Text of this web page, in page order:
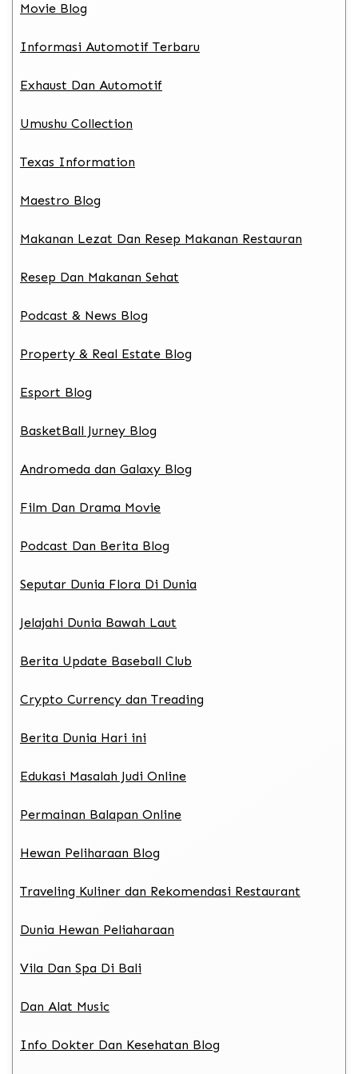
Movie Blog
Informasi Automotif Terbaru
Exhaust Dan Automotif
Umushu Collection
Texas Information
Maestro Blog
Makanan Lezat Dan Resep Makanan Restauran
Resep Dan Makanan Sehat
Podcast & News Blog
Property & Real Estate Blog
Esport Blog
BasketBall Jurney Blog
Andromeda dan Galaxy Blog
Film Dan Drama Movie
Podcast Dan Berita Blog
Seputar Dunia Flora Di Dunia
Jelajahi Dunia Bawah Laut
Berita Update Baseball Club
Crypto Currency dan Treading
Berita Dunia Hari ini
Edukasi Masalah Judi Online
Permainan Balapan Online
Hewan Peliharaan Blog
Traveling Kuliner dan Rekomendasi Restaurant
Dunia Hewan Peliaharaan
Vila Dan Spa Di Bali
Dan Alat Music
Info Dokter Dan Kesehatan Blog